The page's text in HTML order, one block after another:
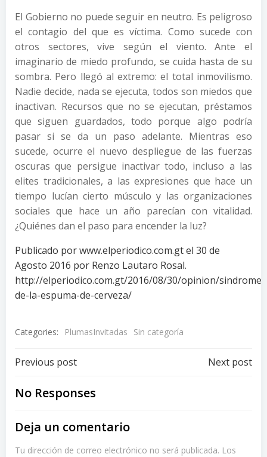
El Gobierno no puede seguir en neutro. Es peligroso
el contagio del que es víctima. Como sucede con
otros sectores, vive según el viento. Ante el
imaginario de miedo profundo, se cuida hasta de su
sombra. Pero llegó al extremo: el total inmovilismo.
Nadie decide, nada se ejecuta, todos son miedos que
inactivan. Recursos que no se ejecutan, préstamos
que siguen guardados, todo porque algo podría
pasar si se da un paso adelante. Mientras eso
sucede, ocurre el nuevo despliegue de las fuerzas
oscuras que persigue inactivar todo, incluso a las
elites tradicionales, a las expresiones que hace un
tiempo lucían cierto músculo y las organizaciones
sociales que hace un año parecían con vitalidad.
¿Quiénes dan el paso para encender la luz?
Publicado por www.elperiodico.com.gt el 30 de
Agosto 2016 por Renzo Lautaro Rosal.
http://elperiodico.com.gt/2016/08/30/opinion/sindrome-
de-la-espuma-de-cerveza/
Categories: PlumasInvitadas Sin categoría
Post
navigation
Previous post Next post
No Responses
Deja un comentario
Tu dirección de correo electrónico no será publicada. Los